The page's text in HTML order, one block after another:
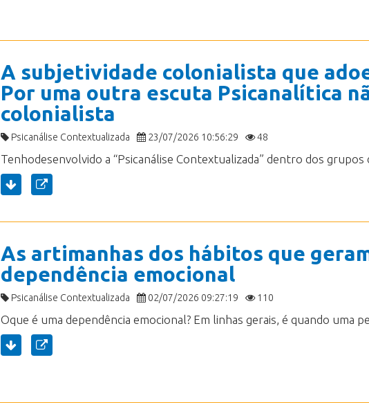
A subjetividade colonialista que
Por uma outra escuta Psicanalítica
colonialista
Psicanálise Contextualizada 23/07/2026 10:56:29 48
As artimanhas dos hábitos que
dependência emocional
Psicanálise Contextualizada 02/07/2026 09:27:19 110